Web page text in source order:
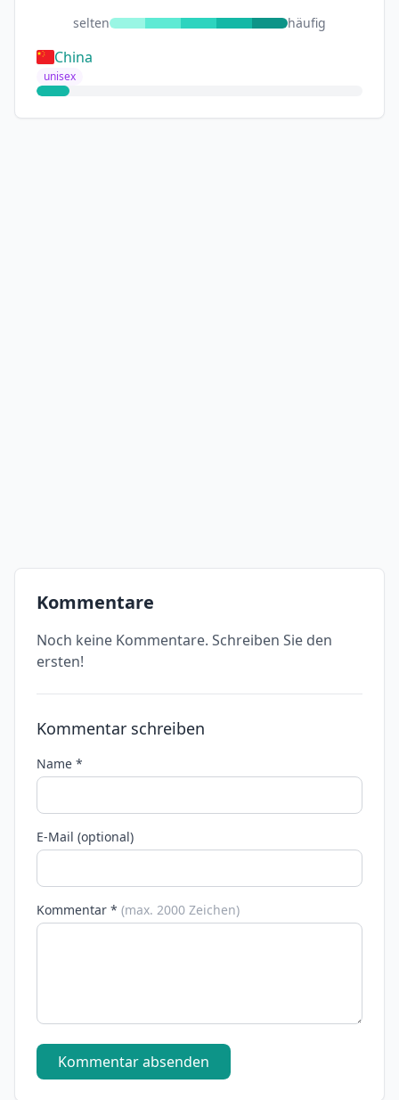
selten häufig
China
unisex
Kommentare
Noch keine Kommentare. Schreiben Sie den
ersten!
Kommentar schreiben
Name *
E-Mail (optional)
Kommentar * (max. 2000 Zeichen)
Kommentar absenden